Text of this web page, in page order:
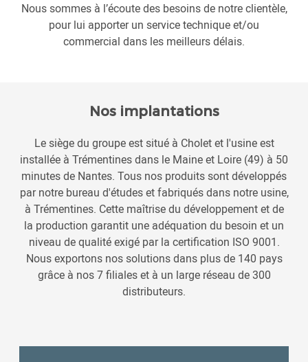
Nous sommes à l’écoute des besoins de notre clientèle,
pour lui apporter un service technique et/ou
commercial dans les meilleurs délais.
Nos implantations
Le siège du groupe est situé à Cholet et l'usine est
installée à Trémentines dans le Maine et Loire (49) à 50
minutes de Nantes. Tous nos produits sont développés
par notre bureau d'études et fabriqués dans notre usine,
à Trémentines. Cette maîtrise du développement et de
la production garantit une adéquation du besoin et un
niveau de qualité exigé par la certification ISO 9001.
Nous exportons nos solutions dans plus de 140 pays
grâce à nos 7 filiales et à un large réseau de 300
distributeurs.